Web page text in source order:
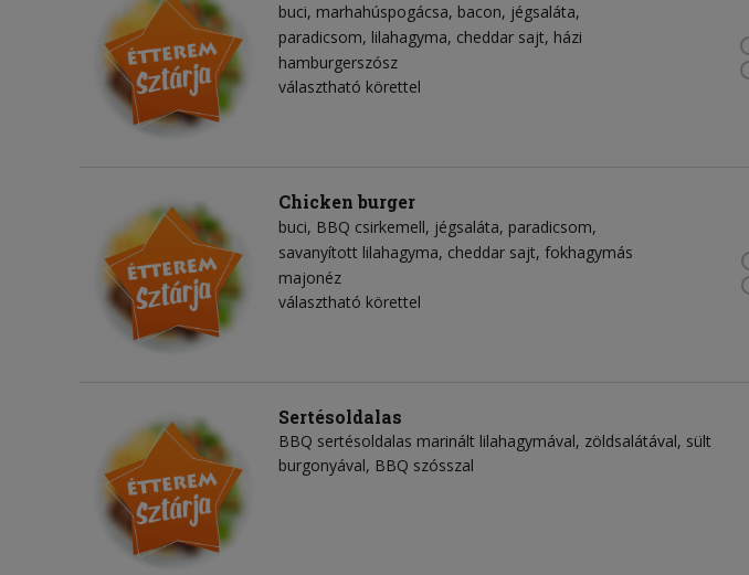
buci marhahúspogácsa bacon jégsaláta
paradicsom lilahagyma cheddar sajt házi
hamburgerszósz
választható körettel
Chicken burger
buci BBQ csirkemell jégsaláta paradicsom
savanyított lilahagyma cheddar sajt fokhagymás
majonéz
választható körettel
Sertésoldalas
BBQ sertésoldalas marinált lilahagymával, zöldsalátával, sült
burgonyával, BBQ szósszal